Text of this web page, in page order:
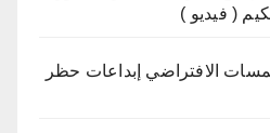
( فيديو )
الافتراضي إبداعات حظر